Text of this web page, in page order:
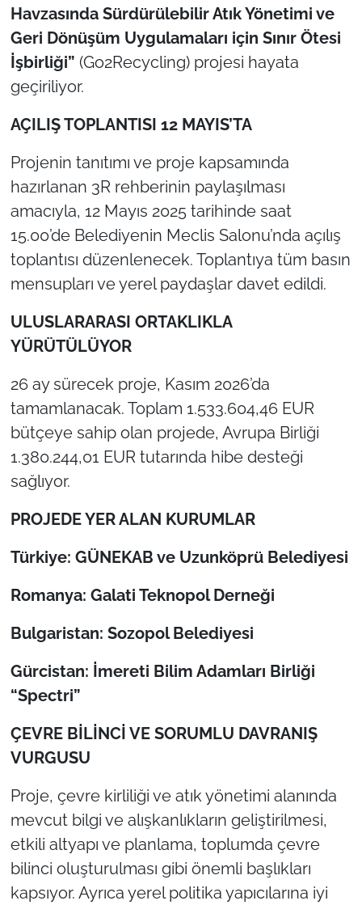
Havzasında Sürdürülebilir Atık Yönetimi ve
Geri Dönüşüm Uygulamaları için Sınır Ötesi
İşbirliği” (Go2Recycling) projesi hayata
geçiriliyor.
AÇILIŞ TOPLANTISI 12 MAYIS’TA
Projenin tanıtımı ve proje kapsamında
hazırlanan 3R rehberinin paylaşılması
amacıyla, 12 Mayıs 2025 tarihinde saat
15.00’de Belediyenin Meclis Salonu’nda açılış
toplantısı düzenlenecek. Toplantıya tüm basın
mensupları ve yerel paydaşlar davet edildi.
ULUSLARARASI ORTAKLIKLA
YÜRÜTÜLÜYOR
26 ay sürecek proje, Kasım 2026’da
tamamlanacak. Toplam 1.533.604,46 EUR
bütçeye sahip olan projede, Avrupa Birliği
1.380.244,01 EUR tutarında hibe desteği
sağlıyor.
PROJEDE YER ALAN KURUMLAR
Türkiye: GÜNEKAB ve Uzunköprü Belediyesi
Romanya: Galati Teknopol Derneği
Bulgaristan: Sozopol Belediyesi
Gürcistan: İmereti Bilim Adamları Birliği
“Spectri”
ÇEVRE BİLİNCİ VE SORUMLU DAVRANIŞ
VURGUSU
Proje, çevre kirliliği ve atık yönetimi alanında
mevcut bilgi ve alışkanlıkların geliştirilmesi,
etkili altyapı ve planlama, toplumda çevre
bilinci oluşturulması gibi önemli başlıkları
kapsıyor. Ayrıca yerel politika yapıcılarına iyi
Politika
Flaş Haber
İş Dünyası
Bilim Teknoloji
English News
Finans
Genel-A
Gündem-Eğitim